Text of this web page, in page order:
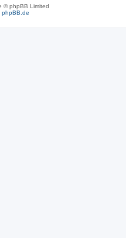
© phpBB Limited
phpBB.de